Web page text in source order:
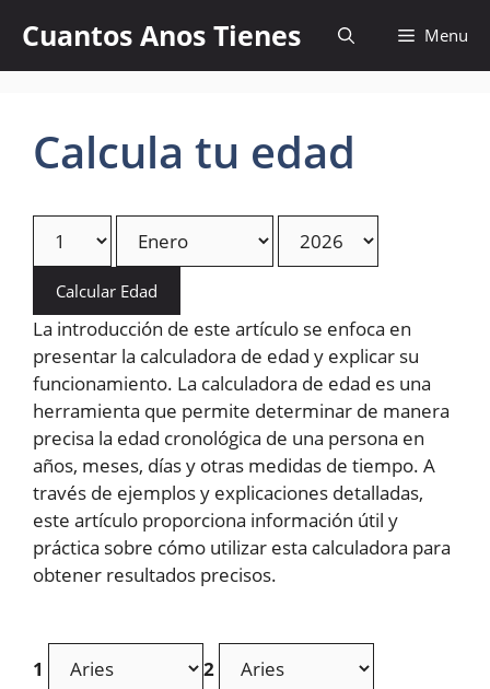
content
Cuantos Anos Tienes Menu
Calcula tu edad
Calcular Edad
La introducción de este artículo se enfoca en
presentar la calculadora de edad y explicar su
funcionamiento. La calculadora de edad es una
herramienta que permite determinar de manera
precisa la edad cronológica de una persona en
años, meses, días y otras medidas de tiempo. A
través de ejemplos y explicaciones detalladas,
este artículo proporciona información útil y
práctica sobre cómo utilizar esta calculadora para
obtener resultados precisos.
1 2